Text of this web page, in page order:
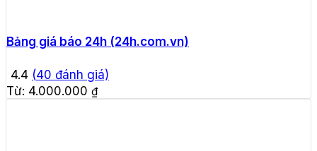
Bảng giá báo 24h (24h.com.vn)
4.4 (40 đánh giá)
Từ: 4.000.000 ₫